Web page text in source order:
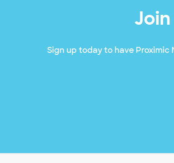
Sign up today to have Proximic